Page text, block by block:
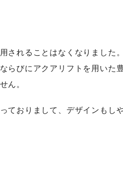
されることはなくなりました
らびにアクアリフトを用いた
ん。
ておりまして、デザインもし